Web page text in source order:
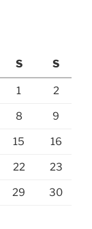
S S
1 2
8 9
15 16
22 23
29 30